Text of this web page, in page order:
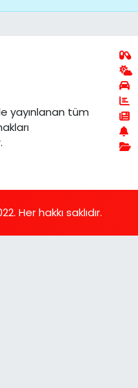
yayınlanan tüm
Her hakkı saklıdır.